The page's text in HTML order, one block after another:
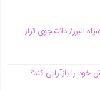
البرز/ دانشجوی تراز
خود را بازآرایی کند؟